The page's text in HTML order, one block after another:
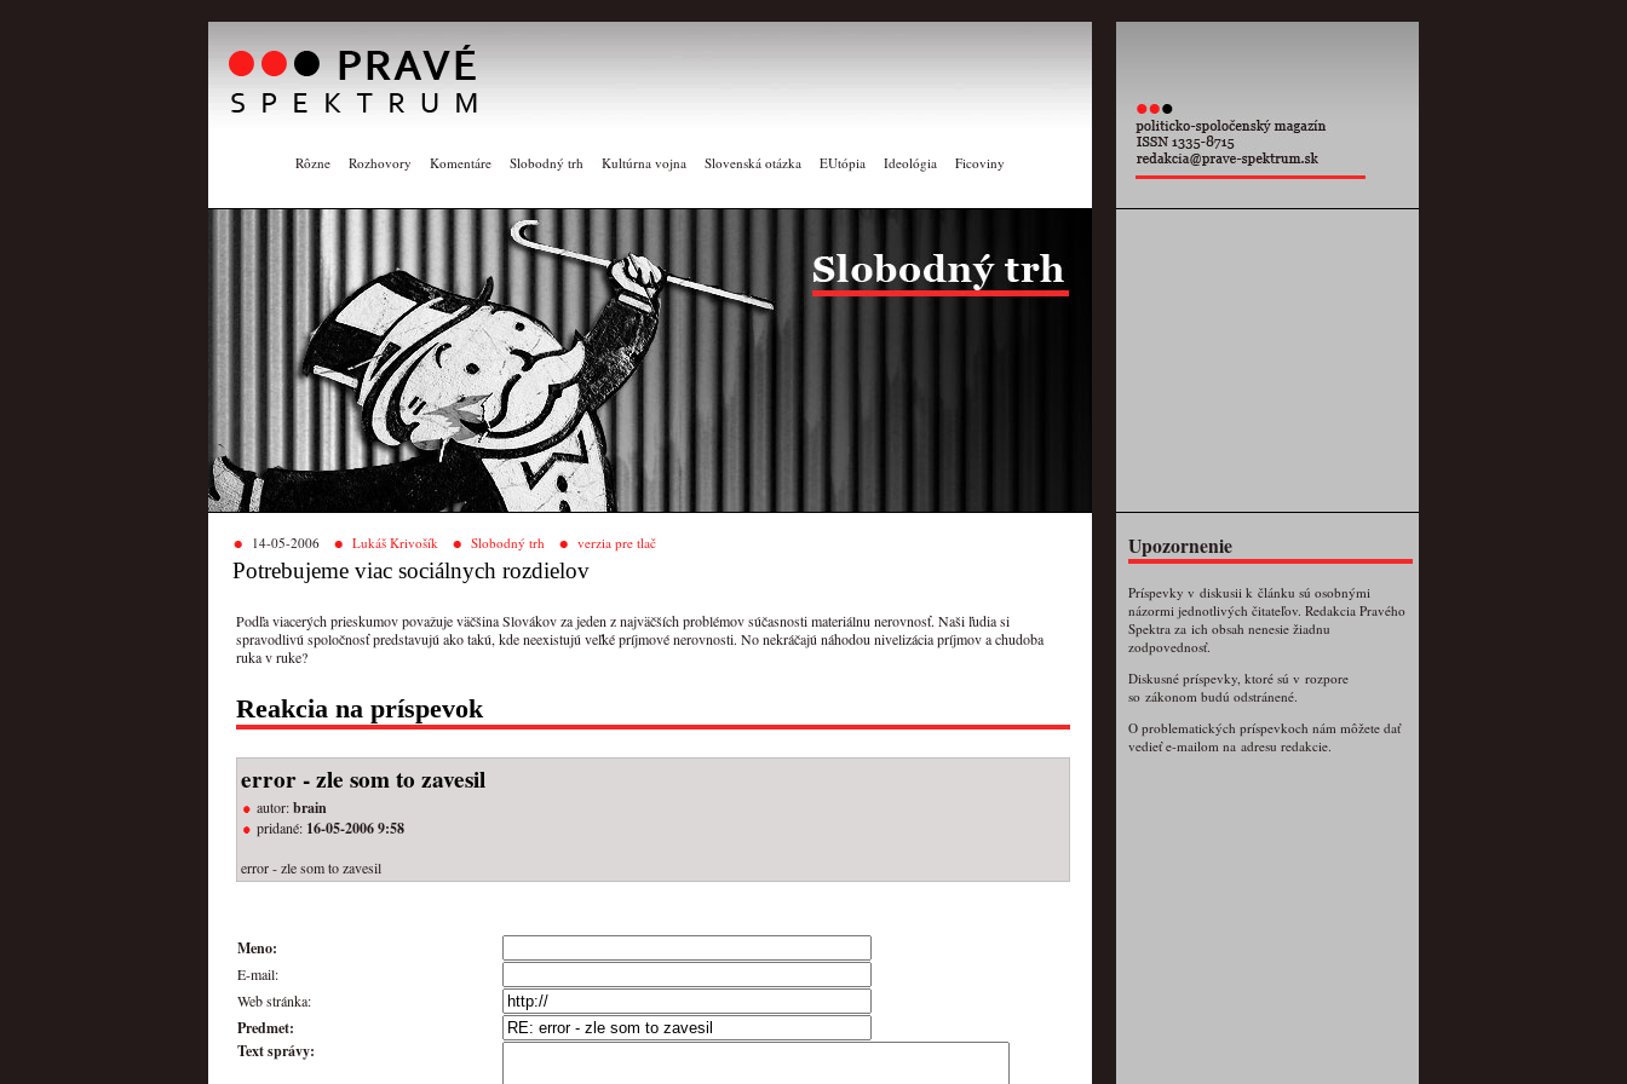
Rôzne Rozhovory Komentáre Slobodný trh Kultúrna vojna Slovenská otázka EUtópia Ideológia Ficoviny
14-05-2006 Lukáš Krivošík Slobodný trh verzia pre tlač
Potrebujeme viac sociálnych rozdielov
Podľa viacerých prieskumov považuje väčšina Slovákov za jeden z najväčších problémov súčasnosti materiálnu nerovnosť. Naši ľudia si
spravodlivú spoločnosť predstavujú ako takú, kde neexistujú veľké príjmové nerovnosti. No nekráčajú náhodou nivelizácia príjmov a chudoba
ruka v ruke?
Reakcia na príspevok
error - zle som to zavesil
autor:brain
pridané: 16-05-2006 9:58
error - zle som to zavesil
Meno:
E-mail:
Web stránka:
Predmet:
Text správy:
Upozornenie
Príspevky v diskusii k článku sú osobnými
názormi jednotlivých čitateľov. Redakcia Pravého
Spektra za ich obsah nenesie žiadnu
zodpovednosť.
Diskusné príspevky, ktoré sú v rozpore
so zákonom budú odstránené.
O problematických príspevkoch nám môžete dať
vedieť e-mailom na adresu redakcie.